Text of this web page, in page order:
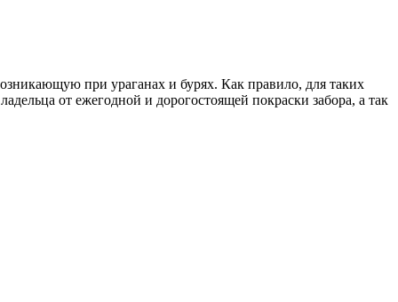
при ураганах и бурях. Как правило, для таких
от ежегодной и дорогостоящей покраски забора, а так